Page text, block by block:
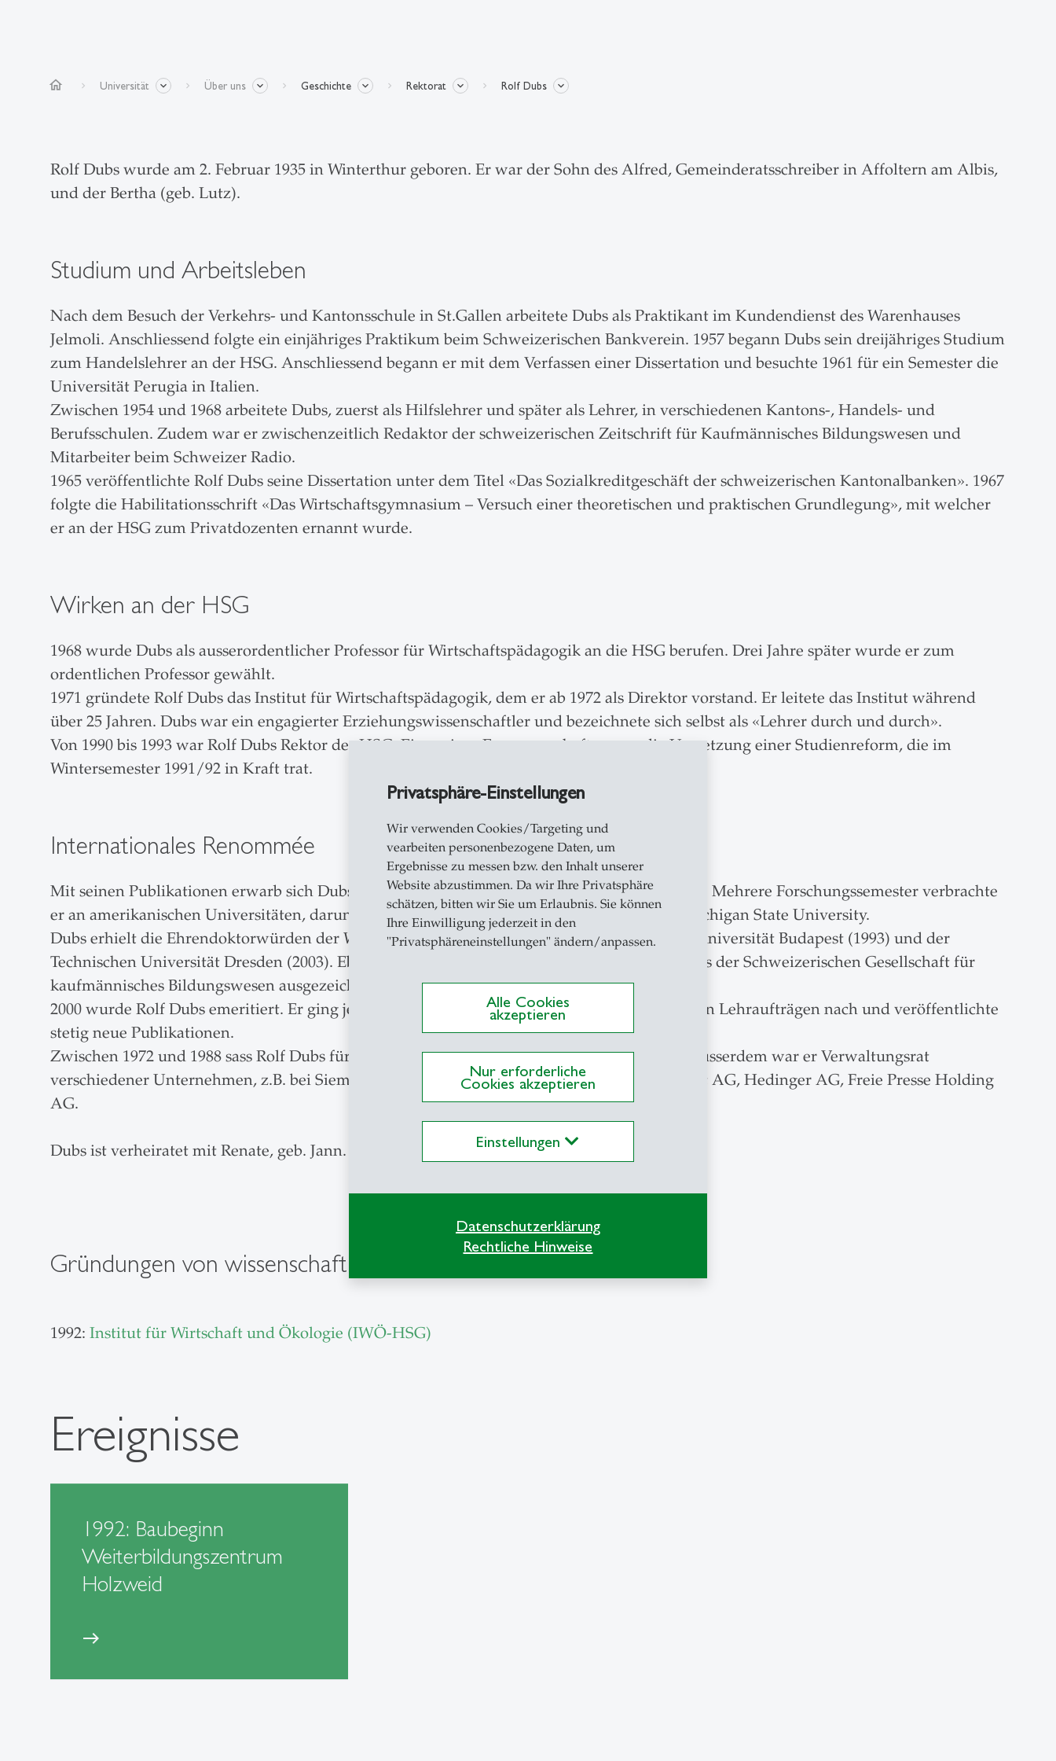
Privatsphäre-Einstellungen
Wir verwenden Cookies/Targeting und
vearbeiten personenbezogene Daten, um
Ergebnisse zu messen bzw. den Inhalt unserer
Website abzustimmen. Da wir Ihre Privatsphäre
schätzen, bitten wir Sie um Erlaubnis. Sie können
Ihre Einwilligung jederzeit in den
"Privatsphäreneinstellungen" ändern/anpassen.
Alle Cookies
akzeptieren
Nur erforderliche
Cookies akzeptieren
Einstellungen
Datenschutzerklärung
Rechtliche Hinweise
home Universität Über uns Geschichte Rektorat Rolf Dubs
Rolf Dubs wurde am 2. Februar 1935 in Winterthur geboren. Er war der Sohn des Alfred, Gemeinderatsschreiber in Affoltern am Albis,
und der Bertha (geb. Lutz).
Studium und Arbeitsleben
Nach dem Besuch der Verkehrs- und Kantonsschule in St.Gallen arbeitete Dubs als Praktikant im Kundendienst des Warenhauses
Jelmoli. Anschliessend folgte ein einjähriges Praktikum beim Schweizerischen Bankverein. 1957 begann Dubs sein dreijähriges Studium
zum Handelslehrer an der HSG. Anschliessend begann er mit dem Verfassen einer Dissertation und besuchte 1961 für ein Semester die
Universität Perugia in Italien.
Zwischen 1954 und 1968 arbeitete Dubs, zuerst als Hilfslehrer und später als Lehrer, in verschiedenen Kantons-, Handels- und
Berufsschulen. Zudem war er zwischenzeitlich Redaktor der schweizerischen Zeitschrift für Kaufmännisches Bildungswesen und
Mitarbeiter beim Schweizer Radio.
1965 veröffentlichte Rolf Dubs seine Dissertation unter dem Titel «Das Sozialkreditgeschäft der schweizerischen Kantonalbanken». 1967
folgte die Habilitationsschrift «Das Wirtschaftsgymnasium – Versuch einer theoretischen und praktischen Grundlegung», mit welcher
er an der HSG zum Privatdozenten ernannt wurde.
Wirken an der HSG
1968 wurde Dubs als ausserordentlicher Professor für Wirtschaftspädagogik an die HSG berufen. Drei Jahre später wurde er zum
ordentlichen Professor gewählt.
1971 gründete Rolf Dubs das Institut für Wirtschaftspädagogik, dem er ab 1972 als Direktor vorstand. Er leitete das Institut während
über 25 Jahren. Dubs war ein engagierter Erziehungswissenschaftler und bezeichnete sich selbst als «Lehrer durch und durch».
Von 1990 bis 1993 war Rolf Dubs Rektor der HSG. Eine seiner Errungenschaften war die Umsetzung einer Studienreform, die im
Wintersemester 1991/92 in Kraft trat.
Internationales Renommée
Mit seinen Publikationen erwarb sich Dubs internationales Ansehen als Wirtschaftspädagoge. Mehrere Forschungssemester verbrachte
er an amerikanischen Universitäten, darunter Harvard, Stanford, University of Texas und Michigan State University.
Dubs erhielt die Ehrendoktorwürden der Wirtschaftsuniversität Wien (1992), der Wirtschaftsuniversität Budapest (1993) und der
Technischen Universität Dresden (2003). Ebenfalls wurde er mit dem Wirtschaftsbildungspreis der Schweizerischen Gesellschaft für
kaufmännisches Bildungswesen ausgezeichnet.
2000 wurde Rolf Dubs emeritiert. Er ging jedoch auch nach seiner Emeritierung verschiedenen Lehraufträgen nach und veröffentlichte
stetig neue Publikationen.
Zwischen 1972 und 1988 sass Rolf Dubs für die FDP im Grossen Rat des Kantons St.Gallen. Ausserdem war er Verwaltungsrat
verschiedener Unternehmen, z.B. bei Siemens Schweiz AG, Bank Julius Bär, St.Galler Tagblatt AG, Hedinger AG, Freie Presse Holding
AG.
Dubs ist verheiratet mit Renate, geb. Jann. Gemeinsam haben sie drei erwachsene Kinder.
Gründungen von wissenschaftlichen Instituten:
1992: Institut für Wirtschaft und Ökologie (IWÖ-HSG)
Ereignisse
1992: Baubeginn
Weiterbildungszentrum
Holzweid
east